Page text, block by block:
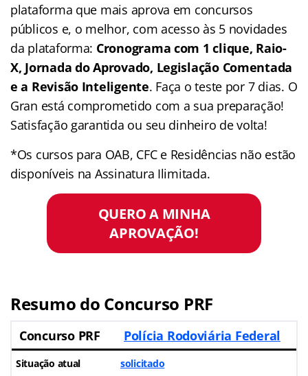
plataforma que mais aprova em concursos
públicos e, o melhor, com acesso às 5 novidades
da plataforma: Cronograma com 1 clique, Raio-
X, Jornada do Aprovado, Legislação Comentada
e a Revisão Inteligente. Faça o teste por 7 dias. O
Gran está comprometido com a sua preparação!
Satisfação garantida ou seu dinheiro de volta!
*Os cursos para OAB, CFC e Residências não estão
disponíveis na Assinatura Ilimitada.
QUERO A MINHA
APROVAÇÃO!
Resumo do Concurso PRF
Concurso PRF Polícia Rodoviária Federal
Situação atual solicitado